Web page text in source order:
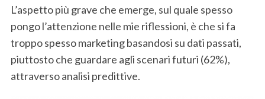
L’aspetto più grave che emerge, sul quale spesso
pongo l’attenzione nelle mie riflessioni, è che si fa
troppo spesso marketing basandosi su dati passati,
piuttosto che guardare agli scenari futuri (62%),
attraverso analisi predittive.